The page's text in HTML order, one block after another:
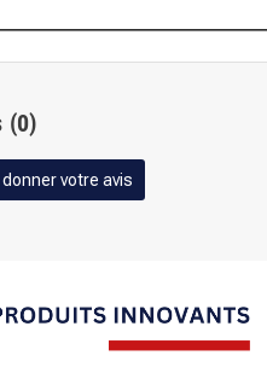
(0)
votre avis